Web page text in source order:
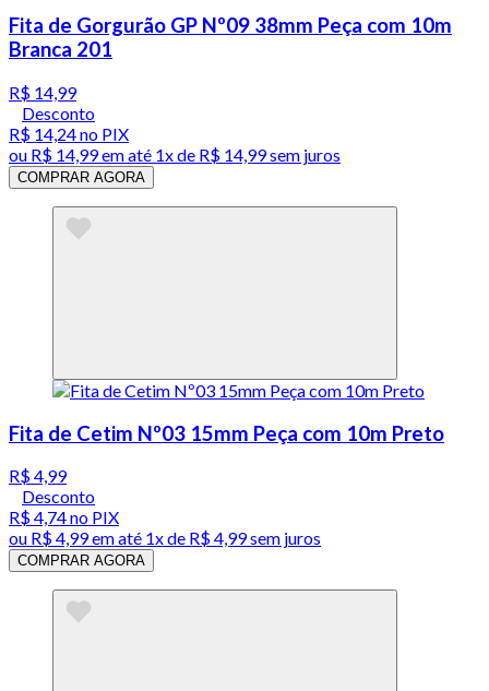
Fita de Gorgurão GP Nº09 38mm Peça com 10m
Branca 201
R$ 14,99
Desconto
R$ 14,24no PIX
ou R$ 14,99em até 1x de R$ 14,99sem juros
COMPRAR AGORA
Fita de Cetim Nº03 15mm Peça com 10m Preto
R$ 4,99
Desconto
R$ 4,74no PIX
ou R$ 4,99em até 1x de R$ 4,99sem juros
COMPRAR AGORA